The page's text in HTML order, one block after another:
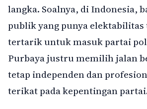
langka. Soalnya, di Indonesia,
publik yang punya
tertarik untuk masuk partai
Purbaya justru memilih jalan
tetap independen dan
terikat pada kepentingan